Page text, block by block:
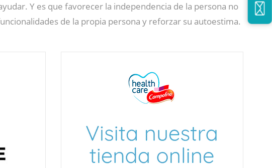
Y es que favorecer la independencia de la persona no
de la propia persona y reforzar su autoestima.